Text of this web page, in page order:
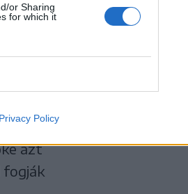
or Sharing
for which it
Privacy Policy
jó,
meg a
azt
fogják